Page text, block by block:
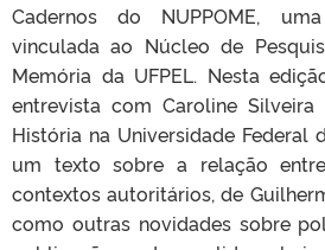
Cadernos do NUPPOME,
vinculada ao Núcleo de
Memória da UFPEL. Nesta
entrevista com Caroline Silveira
História na Universidade Federal
um texto sobre a relação
contextos autoritários, de
como outras novidades sobre